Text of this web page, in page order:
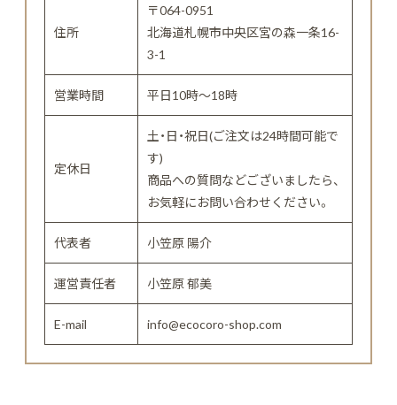
住所
〒064-0951
北海道札幌市中央区宮の森一条16-
3-1
営業時間 平日10時～18時
定休日
土・日・祝日(ご注文は24時間可能で
す)
商品への質問などございましたら、
お気軽にお問い合わせください。
代表者 小笠原 陽介
運営責任者 小笠原 郁美
E-mail info@ecocoro-shop.com